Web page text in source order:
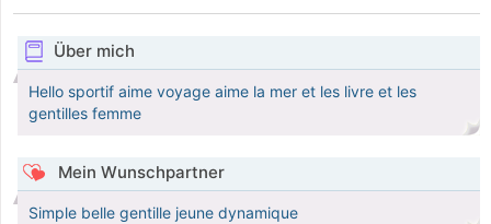
Über mich
Hello sportif aime voyage aime la mer et les livre et les
gentilles femme
Mein Wunschpartner
Simple belle gentille jeune dynamique